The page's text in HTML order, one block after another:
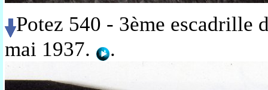
Potez 540 - 3ème
mai 1937.
.